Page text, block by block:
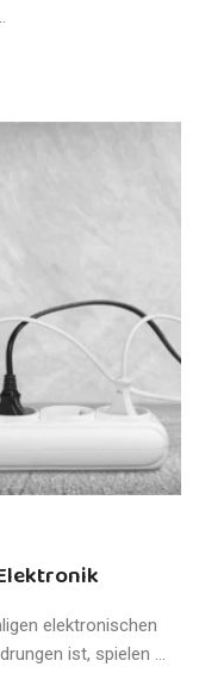
elektronischen
ist, spielen ...